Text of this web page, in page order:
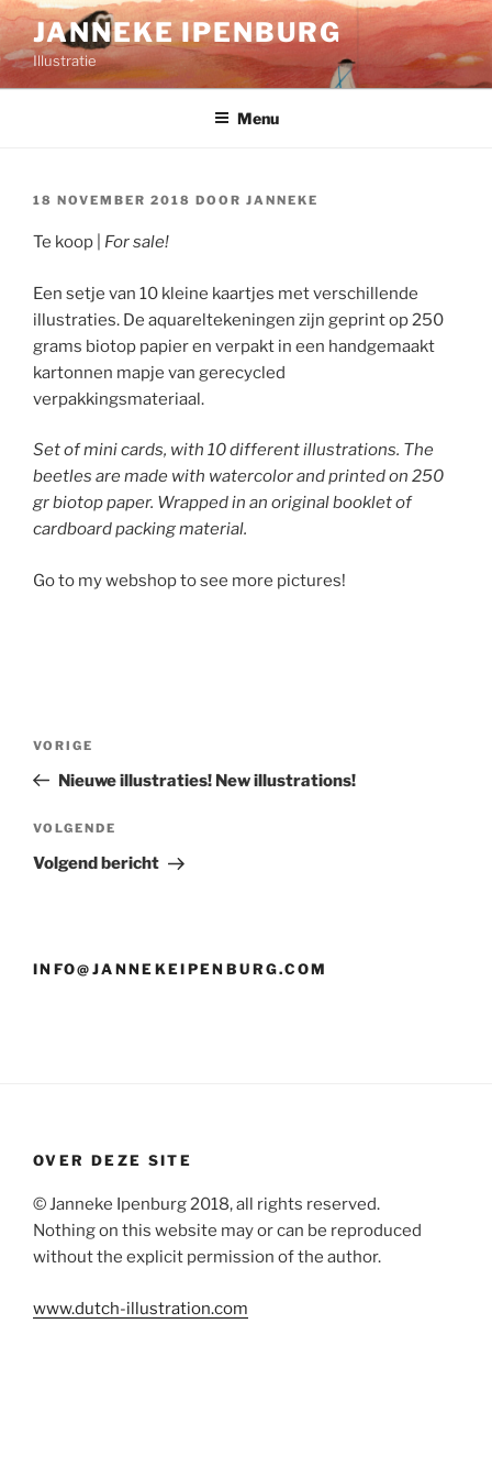
Ga
naar
de
inhoud
JANNEKE IPENBURG
Illustratie
Menu
GEPLAATST
18 NOVEMBER 2018 DOOR JANNEKE
Te koop | For sale!
Een setje van 10 kleine kaartjes met verschillende
illustraties. De aquareltekeningen zijn geprint op 250
grams biotop papier en verpakt in een handgemaakt
kartonnen mapje van gerecycled
verpakkingsmateriaal.
Set of mini cards, with 10 different illustrations. The
beetles are made with watercolor and printed on 250
gr biotop paper. Wrapped in an original booklet of
cardboard packing material.
Go to my webshop to see more pictures!
Vorig
bericht
VORIGE
Nieuwe illustraties! New illustrations!
Volgend
bericht
VOLGENDE
Volgend bericht
INFO@JANNEKEIPENBURG.COM
OVER DEZE SITE
© Janneke Ipenburg 2018, all rights reserved.
Nothing on this website may or can be reproduced
without the explicit permission of the author.
www.dutch-illustration.com